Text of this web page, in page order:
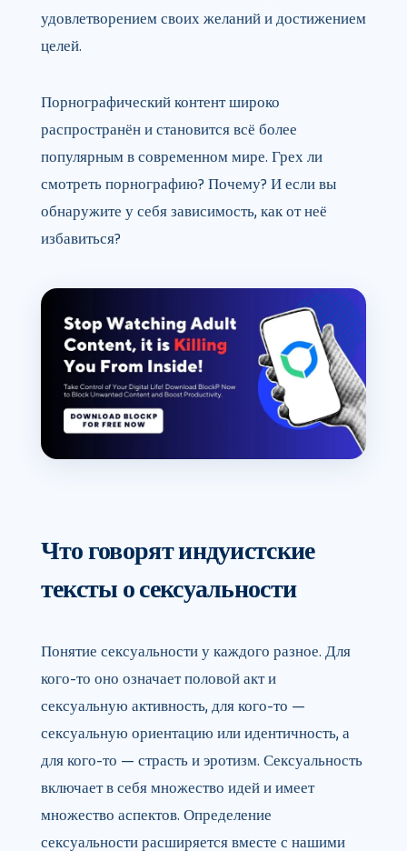
удовлетворением своих желаний и достижением
целей.
Порнографический контент широко
распространён и становится всё более
популярным в современном мире. Грех ли
смотреть порнографию? Почему? И если вы
обнаружите у себя зависимость, как от неё
избавиться?
Что говорят индуистские
тексты о сексуальности
Понятие сексуальности у каждого разное. Для
кого-то оно означает половой акт и
сексуальную активность, для кого-то —
сексуальную ориентацию или идентичность, а
для кого-то — страсть и эротизм. Сексуальность
включает в себя множество идей и имеет
множество аспектов. Определение
сексуальности расширяется вместе с нашими